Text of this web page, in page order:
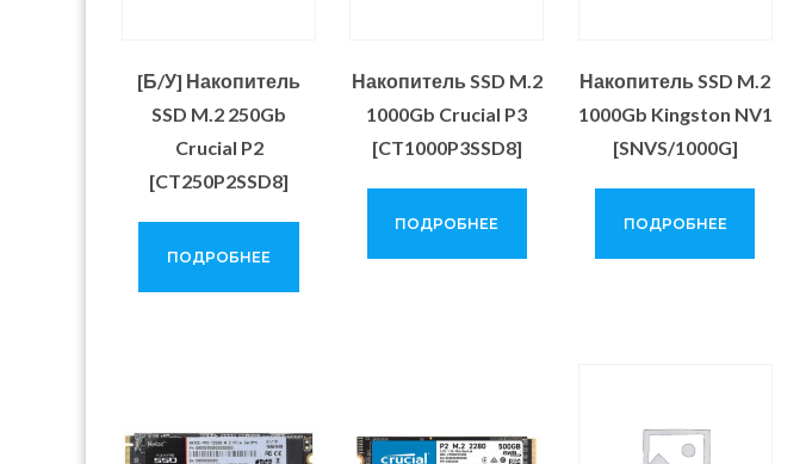
[Б/У] Накопитель
SSD M.2 250Gb
Crucial P2
[CT250P2SSD8]
ПОДРОБНЕЕ
Накопитель SSD M.2
1000Gb Crucial P3
[CT1000P3SSD8]
ПОДРОБНЕЕ
Накопитель SSD M.2
1000Gb Kingston NV1
[SNVS/1000G]
ПОДРОБНЕЕ